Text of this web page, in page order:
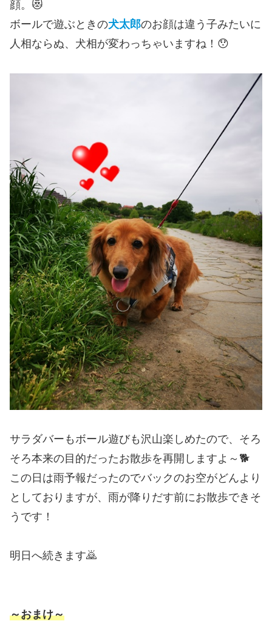
顔。😻
ボールで遊ぶときの犬太郎のお顔は違う子みたいに
人相ならぬ、犬相が変わっちゃいますね！😯
サラダバーもボール遊びも沢山楽しめたので、そろ
そろ本来の目的だったお散歩を再開しますよ～🐕
この日は雨予報だったのでバックのお空がどんより
としておりますが、雨が降りだす前にお散歩できそ
うです！
明日へ続きます🙇
～おまけ～